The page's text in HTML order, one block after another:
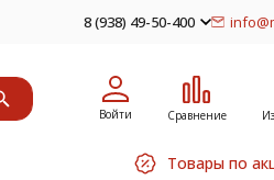
8 (938) 49-50-400
Войти Сравнение
Товары по